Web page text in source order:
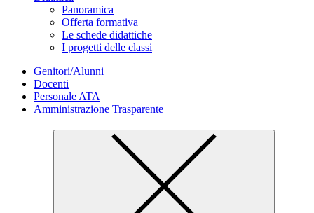
Panoramica
Offerta formativa
Le schede didattiche
I progetti delle classi
Genitori/Alunni
Docenti
Personale ATA
Amministrazione Trasparente